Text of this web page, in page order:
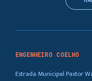
ENGENHEIRO COELHO
Estrada Municipal Pastor